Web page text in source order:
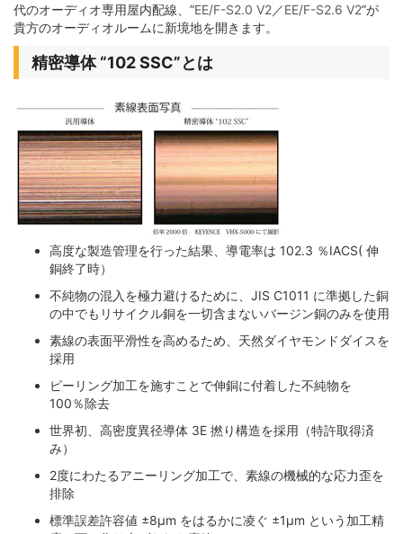
代のオーディオ専用屋内配線、”EE/F-S2.0 V2／EE/F-S2.6 V2”が
貴方のオーディオルームに新境地を開きます。
精密導体 “102 SSC”とは
高度な製造管理を行った結果、導電率は 102.3 ％IACS( 伸
銅終了時）
不純物の混入を極力避けるために、JIS C1011 に準拠した銅
の中でもリサイクル銅を一切含まないバージン銅のみを使用
素線の表面平滑性を高めるため、天然ダイヤモンドダイスを
採用
ピーリング加工を施すことで伸銅に付着した不純物を
100％除去
世界初、高密度異径導体 3E 撚り構造を採用（特許取得済
み）
2度にわたるアニーリング加工で、素線の機械的な応力歪を
排除
標準誤差許容値 ±8μm をはるかに凌ぐ ±1μm という加工精